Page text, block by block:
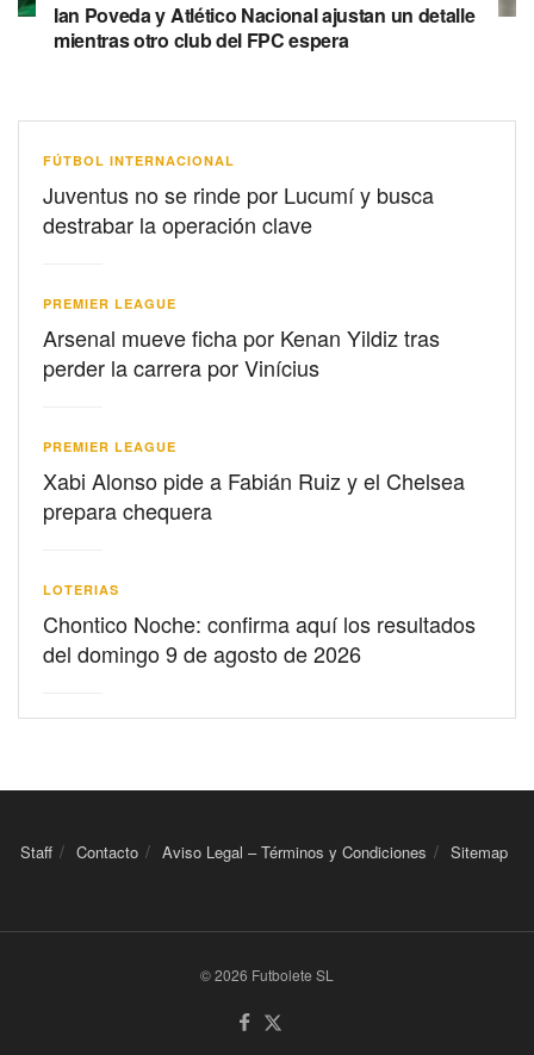
Ian Poveda y Atlético Nacional ajustan un detalle
mientras otro club del FPC espera
FÚTBOL INTERNACIONAL
Juventus no se rinde por Lucumí y busca
destrabar la operación clave
PREMIER LEAGUE
Arsenal mueve ficha por Kenan Yildiz tras
perder la carrera por Vinícius
PREMIER LEAGUE
Xabi Alonso pide a Fabián Ruiz y el Chelsea
prepara chequera
LOTERIAS
Chontico Noche: confirma aquí los resultados
del domingo 9 de agosto de 2026
Staff Contacto Aviso Legal – Términos y Condiciones Sitemap
© 2026 Futbolete SL